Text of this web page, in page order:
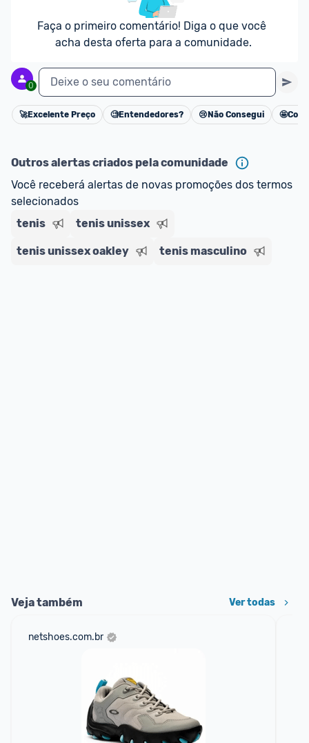
Faça o primeiro comentário! Diga o que você
acha desta oferta para a comunidade.
0 Deixe o seu comentário
Cancelar
🚀Excelente Preço 🧐Entendedores? 😢 Não Consegui 🤩
Outros alertas criados pela comunidade
Você receberá alertas de novas promoções dos termos
selecionados
tenis
tenis unissex
tenis unissex oakley tenis masculino
Veja também Ver todas
netshoes.com.br